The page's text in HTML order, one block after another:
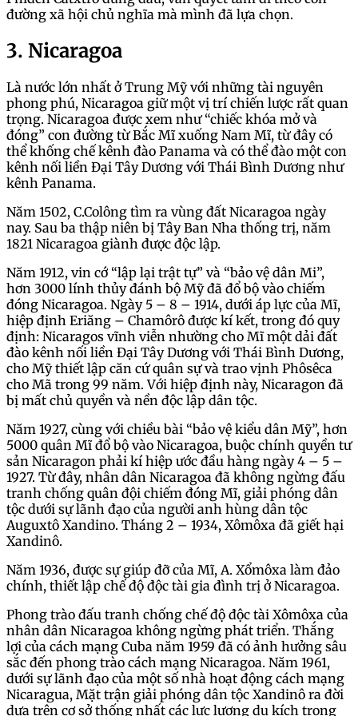
đường xã hội chủ nghĩa mà mình đã lựa chọn.
3. Nicaragoa
Là nước lớn nhất ở Trung Mỹ với những tài nguyên
phong phú, Nicaragoa giữ một vị trí chiến lược rất quan
trọng. Nicaragoa được xem như “chiếc khóa mở và
đóng” con đường từ Bắc Mĩ xuống Nam Mĩ, từ đây có
thể khống chế kênh đào Panama và có thể đào một con
kênh nối liền Đại Tây Dương với Thái Bình Dương như
kênh Panama.
Năm 1502, C.Colông tìm ra vùng đất Nicaragoa ngày
nay. Sau ba thập niên bị Tây Ban Nha thống trị, năm
1821 Nicaragoa giành được độc lập.
Năm 1912, vin cớ “lập lại trật tự” và “bảo vệ dân Mi”,
hơn 3000 lính thủy đánh bộ Mỹ đã đổ bộ vào chiếm
đóng Nicaragoa. Ngày 5 – 8 – 1914, dưới áp lực của Mĩ,
hiệp định Eriăng – Chamôrô được kí kết, trong đó quy
định: Nicaragos vĩnh viễn nhường cho Mĩ một dải đất
đào kênh nối liền Đại Tây Dương với Thái Bình Dương,
cho Mỹ thiết lập căn cứ quân sự và trao vịnh Phôsêca
cho Mã trong 99 năm. Với hiệp định này, Nicaragon đã
bị mất chủ quyền và nền độc lập dân tộc.
Năm 1927, cùng với chiều bài “bảo vệ kiểu dân Mỹ”, hơn
5000 quân Mĩ đổ bộ vào Nicaragoa, buộc chính quyền tư
sản Nicaragon phải kí hiệp ước đầu hàng ngày 4 – 5 –
1927. Từ đây, nhân dân Nicaragoa đã không ngừng đấu
tranh chống quân đội chiếm đóng Mĩ, giải phóng dân
tộc dưới sự lãnh đạo của người anh hùng dân tộc
Auguxtô Xandino. Tháng 2 – 1934, Xômôxa đã giết hại
Xandinô.
Năm 1936, được sự giúp đỡ của Mĩ, A. Xổmôxa làm đảo
chính, thiết lập chế độ độc tài gia đình trị ở Nicaragoa.
Phong trào đấu tranh chống chế độ độc tài Xômôxa của
nhân dân Nicaragoa không ngừng phát triển. Thắng
lợi của cách mạng Cuba năm 1959 đã có ảnh hưởng sâu
sắc đến phong trào cách mạng Nicaragoa. Năm 1961,
dưới sự lãnh đạo của một số nhà hoạt động cách mạng
Nicaragua, Mặt trận giải phóng dân tộc Xandinô ra đời
dựa trên cơ sở thống nhất các lực lượng du kích trong